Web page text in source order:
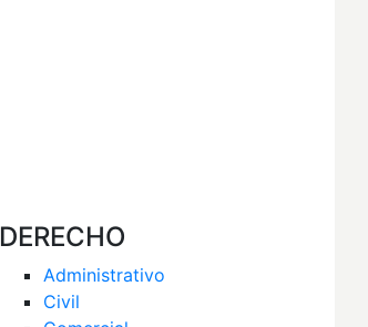
DERECHO
Administrativo
Civil